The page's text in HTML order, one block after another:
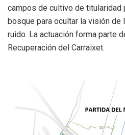
campos de cultivo de titularidad
bosque para ocultar la visión de
ruido. La actuación forma parte
Recuperación del Carraixet.